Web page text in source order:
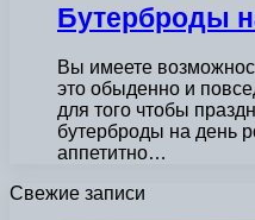
Бутерброды
Вы имеете
это обыденно и
для того чтобы
бутерброды на день
аппетитно…
Свежие записи